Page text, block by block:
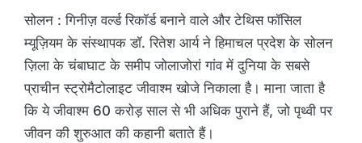
सोलन : गिनीज़ वर्ल्ड रिकॉर्ड बनाने वाले और टेथिस फॉसिल
म्यूज़ियम के संस्थापक डॉ. रितेश आर्य ने हिमाचल प्रदेश के सोलन
ज़िला के चंबाघाट के समीप जोलाजोरां गांव में दुनिया के सबसे
प्राचीन स्ट्रोमैटोलाइट जीवाश्म खोजे निकाला है। माना जाता है
कि ये जीवाश्म 60 करोड़ साल से भी अधिक पुराने हैं, जो पृथ्वी पर
जीवन की शुरुआत की कहानी बताते हैं।